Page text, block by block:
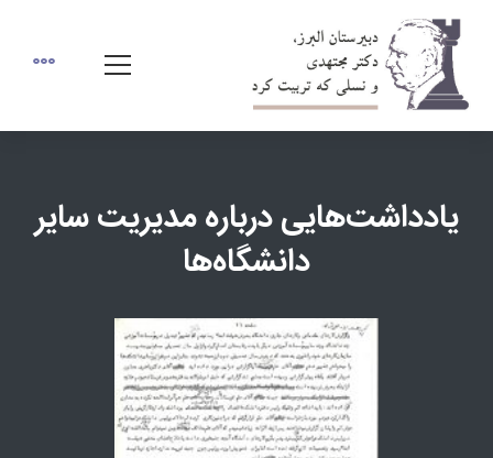
یادداشت‌هایی درباره مدیریت سایر
دانشگاه‌ها